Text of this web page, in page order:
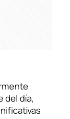
del día,